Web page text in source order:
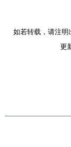
如若转载，请注
更